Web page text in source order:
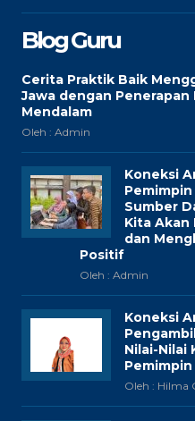
Blog Guru
Cerita Praktik Baik
Jawa dengan Penerapan
Mendalam
Oleh : Admin
Koneksi
Sumber
Kita Akan
dan
Positif
Oleh : Admin
Koneksi
Nilai-Nilai
Pemimpin
Oleh : Hilma